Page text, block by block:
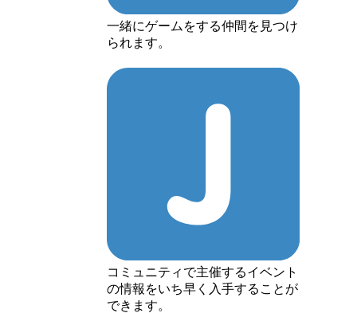
一緒にゲームをする仲間を見つけ
られます。
コミュニティで主催するイベント
の情報をいち早く入手することが
できます。